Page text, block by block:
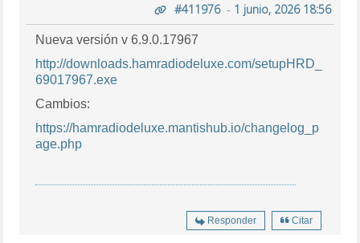
#411976- 1 junio, 2026 18:56
Nueva versión v 6.9.0.17967
http://downloads.hamradiodeluxe.com/setupHRD_
69017967.exe
Cambios:
https://hamradiodeluxe.mantishub.io/changelog_p
age.php
Responder Citar